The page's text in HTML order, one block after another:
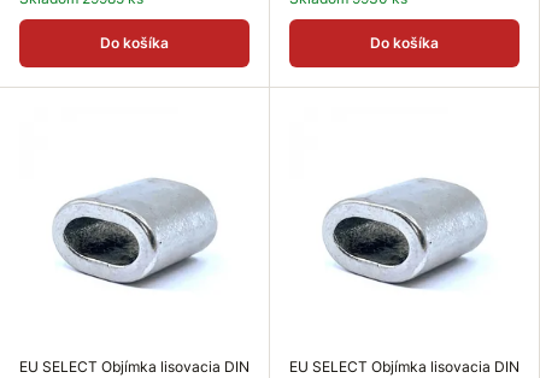
Do košíka Do košíka
EU SELECT Objímka lisovacia DIN
EU SELECT Objímka lisovacia DIN